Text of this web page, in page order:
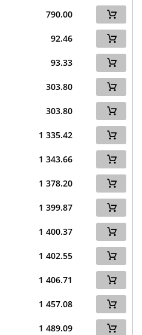
790.00
92.46
93.33
303.80
303.80
1 335.42
1 343.66
1 378.20
1 399.87
1 400.37
1 402.55
1 406.71
1 457.08
1 489.09